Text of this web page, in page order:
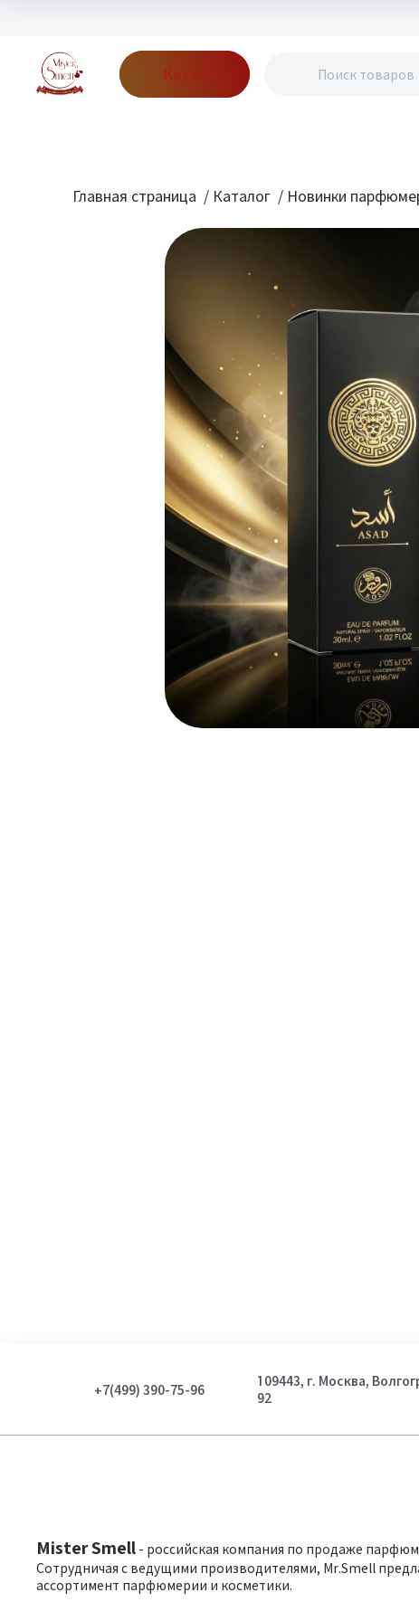
Каталог
Главная страница / Каталог / Новинки
+7(499) 390-75-96
109443, г. Москва,
92
Mister Smell - российская компания по продаже
Сотрудничая с ведущими производителями, Mr.Smell
ассортимент парфюмерии и косметики.